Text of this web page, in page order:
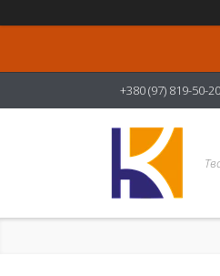
+380 (97) 819-50-20